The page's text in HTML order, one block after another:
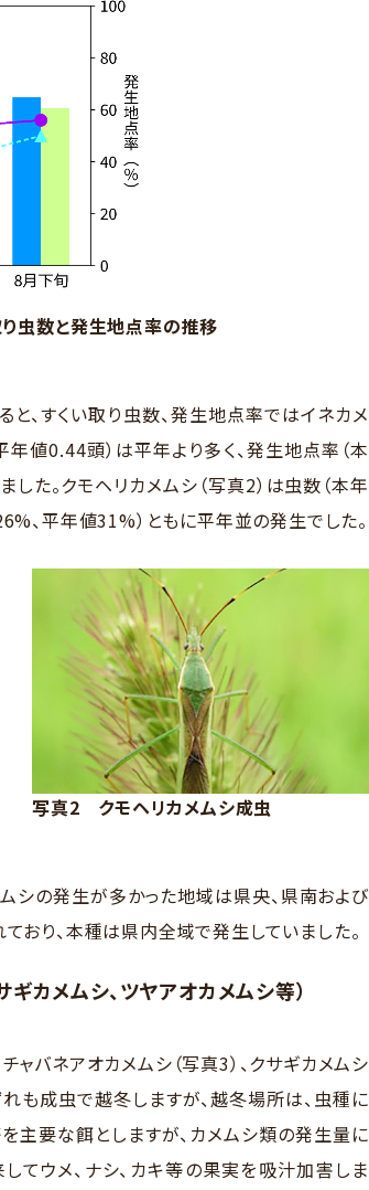
虫数と発生地点率の推移
すくい取り虫数、発生地点率ではイネカメ
年値0.44頭）は平年より多く、発生地点率（本
た。クモヘリカメムシ（写真2）は虫数（本年
、平年値31%）ともに平年並の発生でした。
写真2 クモヘリカメムシ成虫
シの発生が多かった地域は県央、県南および
おり、本種は県内全域で発生していました。
カメムシ、ツヤアオカメムシ等）
バネアオカメムシ（写真3）、クサギカメムシ
れも成虫で越冬しますが、越冬場所は、虫種に
主要な餌としますが、カメムシ類の発生量に
ウメ、ナシ、カキ等の果実を吸汁加害しま